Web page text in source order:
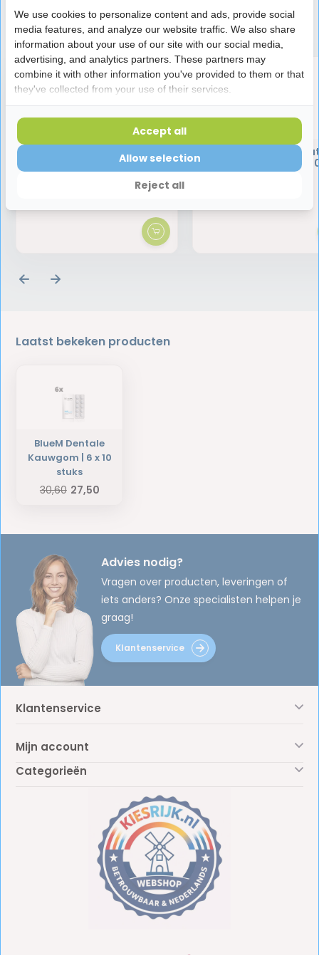
Speciaal aanbevolen voor jou
Tebodont Tandpasta Met
Fluoride | 75 ml
Tebodont
Zonder Fluoride |
Laatst bekeken producten
BlueM Dentale
Kauwgom | 6 x 10
stuks
30,60 27,50
Advies nodig?
Vragen over producten, leveringen of
iets anders? Onze specialisten helpen je
graag!
Klantenservice
Klantenservice
Mijn account
Categorieën
We use cookies to personalize content and ads, provide social
media features, and analyze our website traffic. We also share
information about your use of our site with our social media,
advertising, and analytics partners. These partners may
combine it with other information you've provided to them or that
they've collected from your use of their services.
Reject all
Allow selection
Accept all